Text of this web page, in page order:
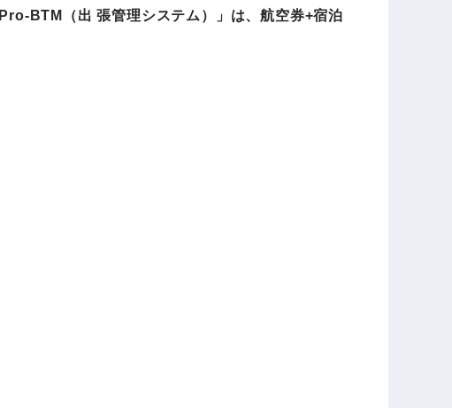
BTM（出 張管理システム）」は、航空券+宿泊